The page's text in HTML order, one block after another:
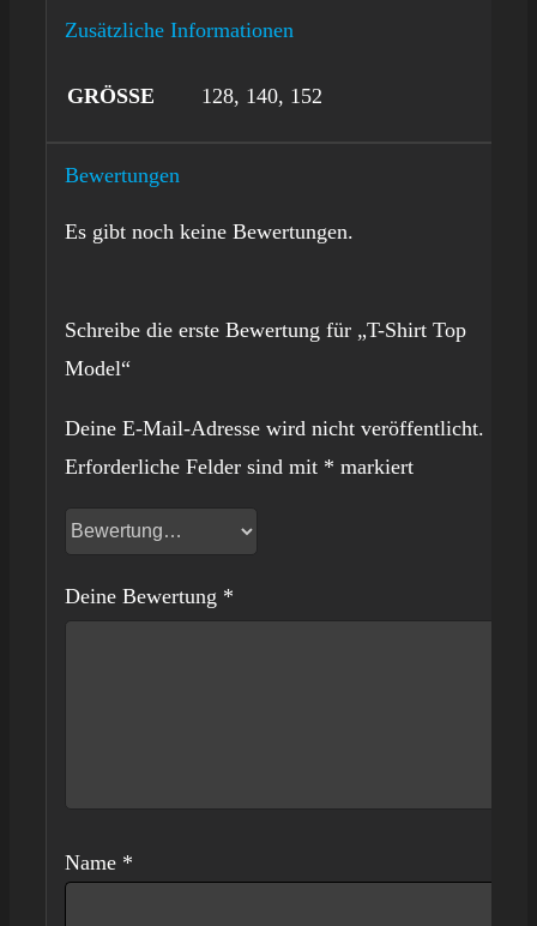
Zusätzliche Informationen
GRÖSSE 128, 140, 152
Bewertungen
Es gibt noch keine Bewertungen.
Schreibe die erste Bewertung für „T-Shirt Top
Model“
Deine E-Mail-Adresse wird nicht veröffentlicht.
Erforderliche Felder sind mit * markiert
Deine Bewertung *
Name *